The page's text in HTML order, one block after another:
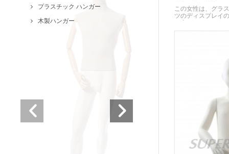
プラスチック ハンガー
木製ハンガー
この女性は、グラ
ツのディスプレイ
を座っています。